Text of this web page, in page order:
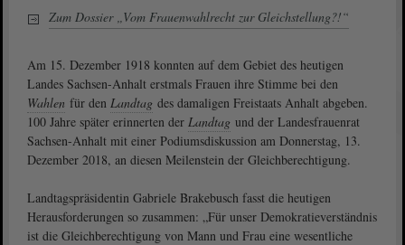
Zum Dossier „Vom Frauenwahlrecht zur Gleichstellung?!“
Am 15. Dezember 1918 konnten auf dem Gebiet des heutigen
Landes Sachsen-Anhalt erstmals Frauen ihre Stimme bei den
Wahlen für den Landtag des damaligen Freistaats Anhalt abgeben.
100 Jahre später erinnerten der Landtag und der Landesfrauenrat
Sachsen-Anhalt mit einer Podiumsdiskussion am Donnerstag, 13.
Dezember 2018, an diesen Meilenstein der Gleichberechtigung.
Landtagspräsidentin Gabriele Brakebusch fasst die heutigen
Herausforderungen so zusammen: „Für unser Demokratieverständnis
ist die Gleichberechtigung von Mann und Frau eine wesentliche